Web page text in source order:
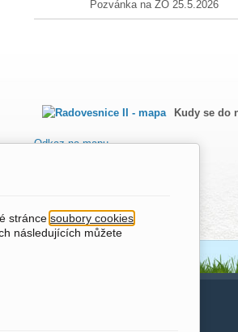
Pozvánka na ZO 25.5.2026
Kudy se do
Odkaz na mapu
stránce soubory cookies
následujících můžete